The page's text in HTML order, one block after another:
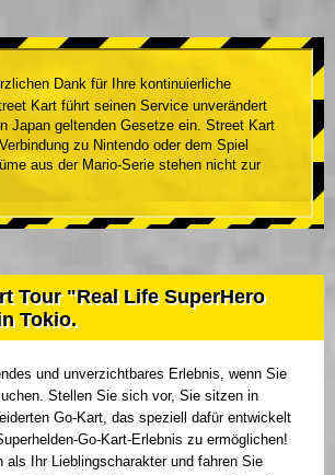
Dank für Ihre kontinuierliche
Kart führt seinen Service unverändert
Japan geltenden Gesetze ein. Street Kart
zu Nintendo oder dem Spiel
aus der Mario-Serie stehen nicht zur
Tour "Real Life SuperHero
Tokio.
und unverzichtbares Erlebnis, wenn Sie
Stellen Sie sich vor, Sie sitzen in
Go-Kart, das speziell dafür entwickelt
Go-Kart-Erlebnis zu ermöglichen!
als Ihr Lieblingscharakter und fahren Sie